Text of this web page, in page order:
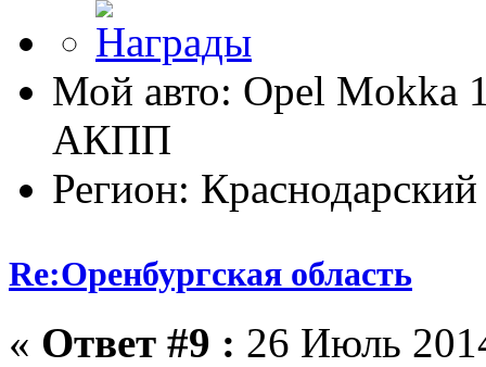
Мой авто: Opel Mokka
АКПП
Регион:
Re:Оренбургская область
« Ответ #9 : 26 Июль